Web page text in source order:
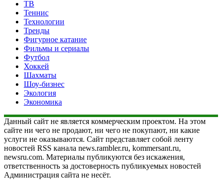
ТВ
Теннис
Технологии
Тренды
Фигурное катание
Фильмы и сериалы
Футбол
Хоккей
Шахматы
Шоу-бизнес
Экология
Экономика
Данный сайт не является коммерческим проектом. На этом
сайте ни чего не продают, ни чего не покупают, ни какие
услуги не оказываются. Сайт представляет собой ленту
новостей RSS канала news.rambler.ru, kommersant.ru,
newsru.com. Материалы публикуются без искажения,
ответственность за достоверность публикуемых новостей
Администрация сайта не несёт.